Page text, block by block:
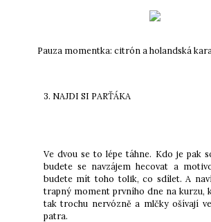
Pauza momentka: citrón a holandská
3. NAJDI SI PARŤÁKA
Ve dvou se to lépe táhne. Kdo je pak
budete se navzájem hecovat a
budete mít toho tolik, co sdílet. A
trapný moment prvního dne na kurzu,
tak trochu nervózně a mlčky ošívají
patra.